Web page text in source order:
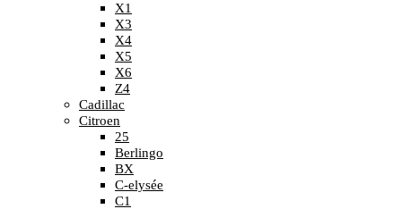
X1
X3
X4
X5
X6
Z4
Cadillac
Citroen
25
Berlingo
BX
C-elysée
C1